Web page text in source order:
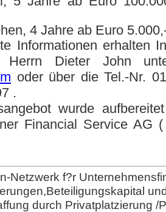
4 Jahre ab Euro
Informationen erhalten
Herrn Dieter John
oder über die Tel.-Nr.
.
wurde
Financial Service AG (
Netzwerk f?r
durch Privatplatzierung /